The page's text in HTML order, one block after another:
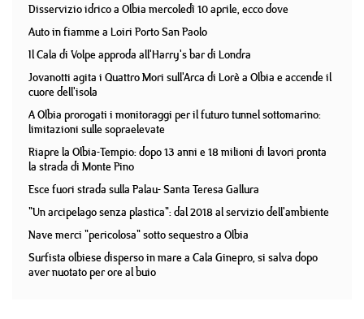
Disservizio idrico a Olbia mercoledì 10 aprile, ecco dove
Auto in fiamme a Loiri Porto San Paolo
Il Cala di Volpe approda all'Harry's bar di Londra
Jovanotti agita i Quattro Mori sull'Arca di Lorè a Olbia e accende il
cuore dell'isola
A Olbia prorogati i monitoraggi per il futuro tunnel sottomarino:
limitazioni sulle sopraelevate
Riapre la Olbia-Tempio: dopo 13 anni e 18 milioni di lavori pronta
la strada di Monte Pino
Esce fuori strada sulla Palau- Santa Teresa Gallura
"Un arcipelago senza plastica": dal 2018 al servizio dell'ambiente
Nave merci "pericolosa" sotto sequestro a Olbia
Surfista olbiese disperso in mare a Cala Ginepro, si salva dopo
aver nuotato per ore al buio